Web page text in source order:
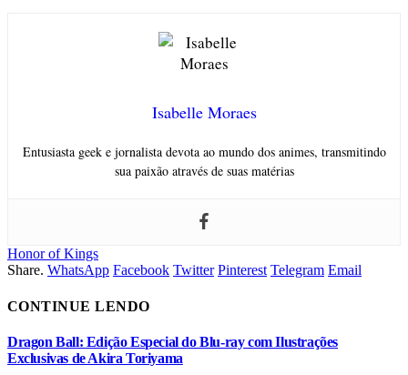
Isabelle Moraes
Entusiasta geek e jornalista devota ao mundo dos animes, transmitindo
sua paixão através de suas matérias
Honor of Kings
Share. WhatsApp Facebook Twitter Pinterest Telegram Email
CONTINUE LENDO
Dragon Ball: Edição Especial do Blu-ray com Ilustrações
Exclusivas de Akira Toriyama